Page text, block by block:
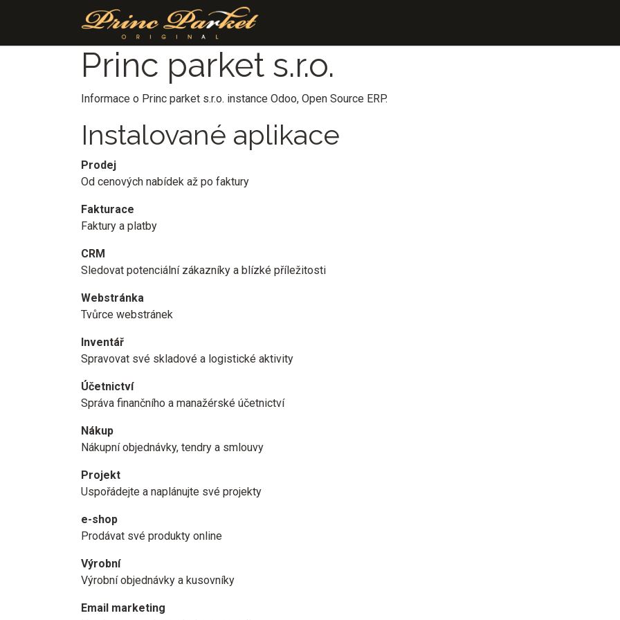
Princ parket s.r.o.
Informace o Princ parket s.r.o. instance Odoo, Open Source ERP.
Instalované aplikace
Prodej
Od cenových nabídek až po faktury
Fakturace
Faktury a platby
CRM
Sledovat potenciální zákazníky a blízké příležitosti
Webstránka
Tvůrce webstránek
Inventář
Spravovat své skladové a logistické aktivity
Účetnictví
Správa finančního a manažérské účetnictví
Nákup
Nákupní objednávky, tendry a smlouvy
Projekt
Uspořádejte a naplánujte své projekty
e-shop
Prodávat své produkty online
Výrobní
Výrobní objednávky a kusovníky
Email marketing